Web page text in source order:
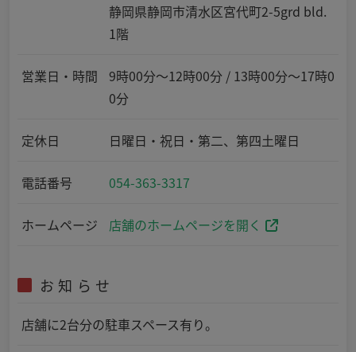
静岡県静岡市清水区宮代町2-5grd bld.
1階
営業日・時間
9時00分～12時00分 / 13時00分～17時0
0分
定休日 日曜日・祝日・第二、第四土曜日
電話番号 054-363-3317
ホームページ 店舗のホームページを開く
お知らせ
店舗に2台分の駐車スペース有り。